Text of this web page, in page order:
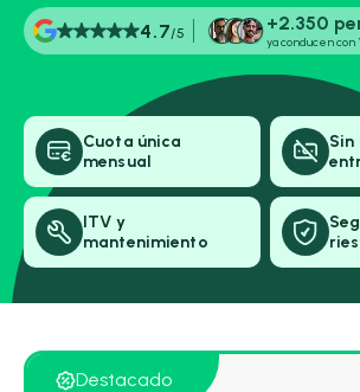
4.7/5 +2.350
ya conducen con
Cuota única
mensual
Sin
ITV y
mantenimiento
Destacado